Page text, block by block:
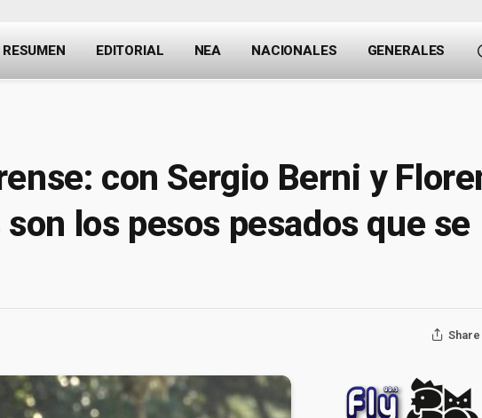
RESUMEN EDITORIAL NEA NACIONALES GENERALES
con Sergio Berni y
los pesos pesados que se
Share